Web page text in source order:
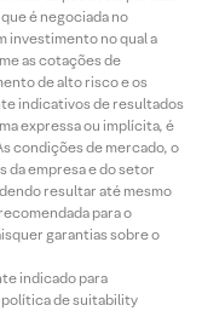
é negociada no
investimento no qual a
as cotações de
de alto risco e os
indicativos de resultados
expressa ou implícita, é
condições de mercado, o
empresa e do setor
resultar até mesmo
para o
garantias sobre o
indicado para
de suitability